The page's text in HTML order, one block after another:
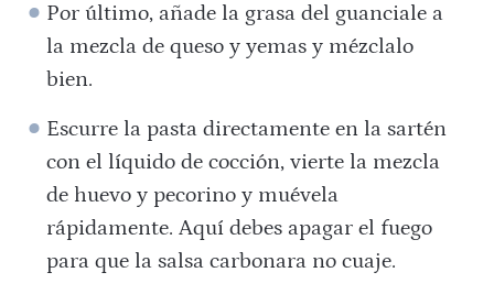
Por último, añade la grasa del guanciale a
la mezcla de queso y yemas y mézclalo
bien.
Escurre la pasta directamente en la sartén
con el líquido de cocción, vierte la mezcla
de huevo y pecorino y muévela
rápidamente. Aquí debes apagar el fuego
para que la salsa carbonara no cuaje.